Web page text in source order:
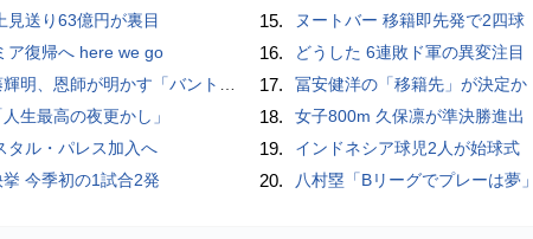
見送り63億円が裏目
ア復帰へ here we go
明かす「バント拒否でホームラン」の“やんちゃ坊主”時代
生最高の夜更かし」
タル・パレス加入へ
今季初の1試合2発
15. ヌートバー 移籍即先発で2四球
16. どうした 6連敗ド軍の異変注目
17. 冨安健洋の「移籍先」が決定か
18. 女子800m 久保凛が準決勝進出
19. インドネシア球児2人が始球式
20. 八村塁「Bリーグでプレーは夢」